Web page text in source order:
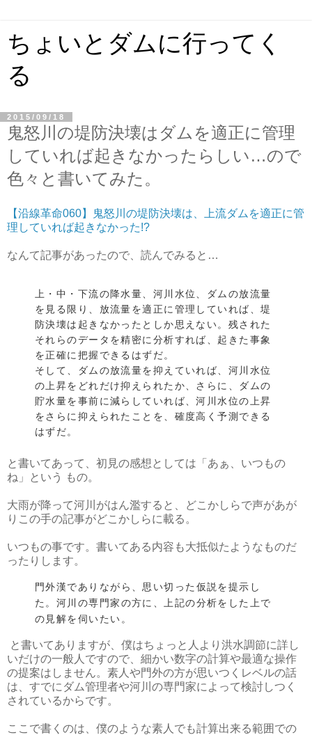
ちょいとダムに行ってく
る
2015/09/18
鬼怒川の堤防決壊はダムを適正に管理
していれば起きなかったらしい…ので
色々と書いてみた。
【沿線革命060】鬼怒川の堤防決壊は、上流ダムを適正に管
理していれば起きなかった!?
なんて記事があったので、読んでみると…
上・中・下流の降水量、河川水位、ダムの放流量
を見る限り、放流量を適正に管理していれば、堤
防決壊は起きなかったとしか思えない。残された
それらのデータを精密に分析すれば、起きた事象
を正確に把握できるはずだ。
そして、ダムの放流量を抑えていれば、河川水位
の上昇をどれだけ抑えられたか、さらに、ダムの
貯水量を事前に減らしていれば、河川水位の上昇
をさらに抑えられたことを、確度高く予測できる
はずだ。
と書いてあって、初見の感想としては「あぁ、いつもの
ね」という もの。
大雨が降って河川がはん濫すると、どこかしらで声があが
りこの手の記事がどこかしらに載る。
いつもの事です。書いてある内容も大抵似たようなものだ
ったりします。
門外漢でありながら、思い切った仮説を提示し
た。河川の専門家の方に、上記の分析をした上で
の見解を伺いたい。
と書いてありますが、僕はちょっと人より洪水調節に詳し
いだけの一般人ですので、細かい数字の計算や最適な操作
の提案はしません。素人や門外の方が思いつくレベルの話
は、すでにダム管理者や河川の専門家によって検討しつく
されているからです。
ここで書くのは、僕のような素人でも計算出来る範囲での